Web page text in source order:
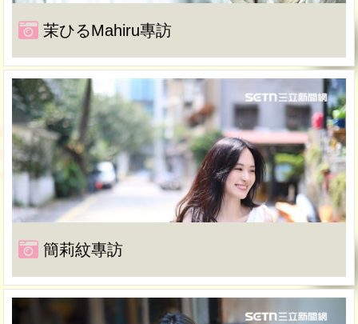
茉ひるMahiru專訪
簡莉紋專訪